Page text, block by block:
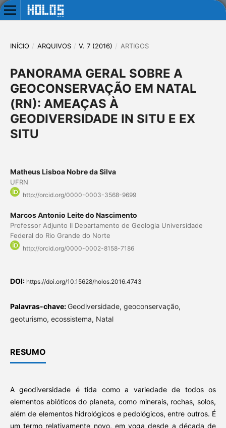
INÍCIO / ARQUIVOS / V. 7 (2016) / ARTIGOS
PANORAMA GERAL SOBRE A
GEOCONSERVAÇÃO EM NATAL
(RN): AMEAÇAS À
GEODIVERSIDADE IN SITU E EX
SITU
Matheus Lisboa Nobre da Silva
UFRN
http://orcid.org/0000-0003-3568-9699
Marcos Antonio Leite do Nascimento
Professor Adjunto II Departamento de Geologia Universidade
Federal do Rio Grande do Norte
http://orcid.org/0000-0002-8158-7186
DOI: https://doi.org/10.15628/holos.2016.4743
Palavras-chave: Geodiversidade, geoconservação,
geoturismo, ecossistema, Natal
RESUMO
A geodiversidade é tida como a variedade de todos os
elementos abióticos do planeta, como minerais, rochas, solos,
além de elementos hidrológicos e pedológicos, entre outros. É
um termo relativamente novo, em voga desde a década de